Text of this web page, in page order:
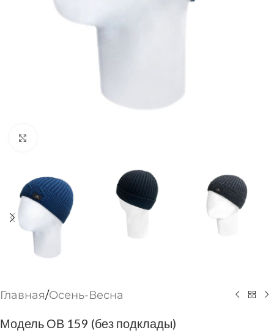
Главная/Осень-Весна
Модель ОВ 159 (без подклады)